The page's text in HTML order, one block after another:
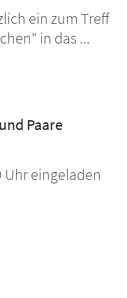
ein zum Treff
in das ...
Paare
Uhr eingeladen